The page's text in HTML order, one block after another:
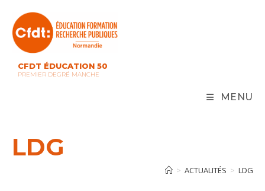
content
CFDT ÉDUCATION 50
PREMIER DEGRÉ MANCHE
MENU
LDG
> ACTUALITÉS > LDG